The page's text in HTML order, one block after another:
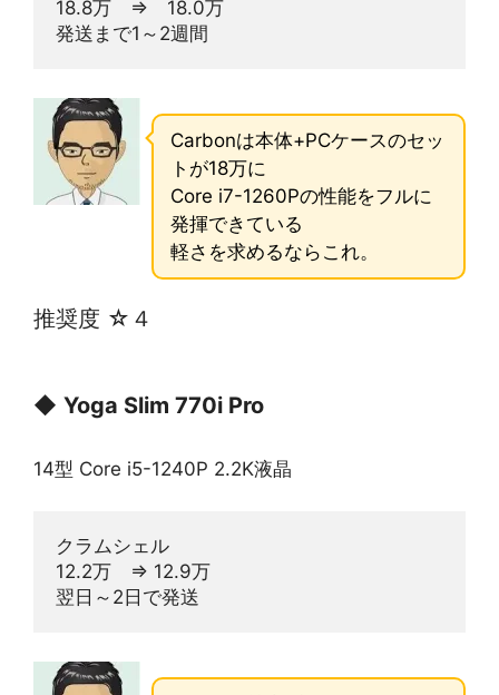
18.8万　⇒　18.0万
発送まで1～2週間
Carbonは本体+PCケースのセッ
トが18万に
Core i7-1260Pの性能をフルに
発揮できている
軽さを求めるならこれ。
推奨度 ☆４
◆ Yoga Slim 770i Pro
14型 Core i5-1240P 2.2K液晶
クラムシェル
12.2万　⇒ 12.9万
翌日～2日で発送